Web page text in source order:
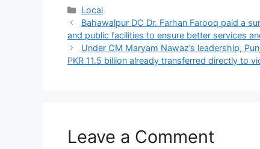
Categories
Local
Bahawalpur DC Dr. Farhan Farooq paid a
and public facilities to ensure better services
Under CM Maryam Nawaz’s leadership,
PKR 11.5 billion already transferred directly to
Leave a Comment